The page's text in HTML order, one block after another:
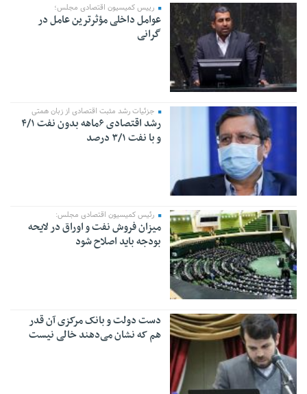
رییس کمیسیون اقتصادی مجلس؛
عوامل داخلی مؤثرترین عامل در
گرانی
جزئیات رشد مثبت اقتصادی از زبان همتی
رشد اقتصادی ۶ماهه بدون نفت ۴/۱
و با نفت ۳/۱ درصد
رئیس کمیسیون اقتصادی مجلس:
میزان فروش نفت و اوراق در لایحه
بودجه باید اصلاح شود
دست دولت و بانک مرکزی آن قدر
هم که نشان می‌دهند خالی نیست